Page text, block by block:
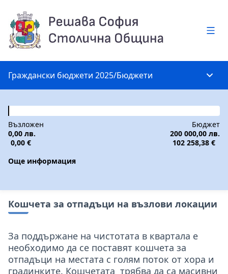
Граждански бюджети 2025/Бюджети
Възложен
0,00 лв.
0,00 €
Бюджет
200 000,00 лв.
102 258,38 €
Още информация
Кошчета за отпадъци на възлови локации
За поддържане на чистотата в квартала е
необходимо да се поставят кошчета за
отпадъци на местата с голям поток от хора и
градинките. Кошчетата трябва да са масивни